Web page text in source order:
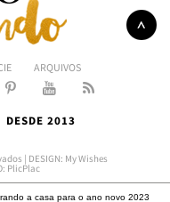
ARQUIVOS
DESDE 2013
| DESIGN: My Wishes
PlicPlac
a casa para o ano novo 2023